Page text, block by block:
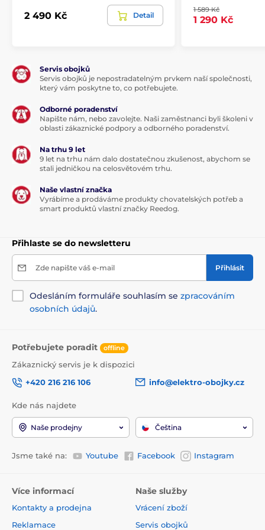
Technické specifikace se mohou změnit bez
výslovného upozornění. Obrázky mají pouze
Produkt je zařazen v kategoriích
Bazar Výcvikové obojky bazar
2 490 Kč Detail
1 589 Kč
1 290 Kč
Servis obojků
Servis obojků je nepostradatelným prvkem naší společnosti,
který vám poskytne to, co potřebujete.
Odborné poradenství
Napište nám, nebo zavolejte. Naši zaměstnanci byli školeni v
oblasti zákaznické podpory a odborného poradenství.
Na trhu 9 let
9 let na trhu nám dalo dostatečnou zkušenost, abychom se
stali jedničkou na celosvětovém trhu.
Naše vlastní značka
Vyrábíme a prodáváme produkty chovatelských potřeb a
smart produktů vlastní značky Reedog.
Přihlaste se do newsletteru
Zde napište váš e-mail Přihlásit
Odesláním formuláře souhlasím se zpracováním
osobních údajů.
Potřebujete poradit offline
Zákaznický servis je k dispozici
+420 216 216 106
info@elektro-obojky.cz
Kde nás najdete
Naše prodejny Čeština
Jsme také na: Youtube Facebook Instagram
Více informací
Kontakty a prodejna
Reklamace
Naše služby
Vrácení zboží
Servis obojků